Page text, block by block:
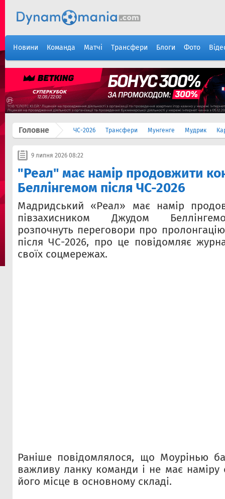
Новини Команда Матчі Трансфери Блоги Фото
Головне ЧС-2026 Трансфери Мунгенге Мудрик
9 липня 2026 08:22
"Реал" має намір продовжити
Беллінгемом після ЧС-2026
Мадридський «Реал» має намір
півзахисником Джудом
розпочнуть переговори про пролонгацію
після ЧС-2026, про це повідомляє
своїх соцмережах.
Раніше повідомлялося, що Моурінью
важливу ланку команди і не має наміру
його місце в основному складі.